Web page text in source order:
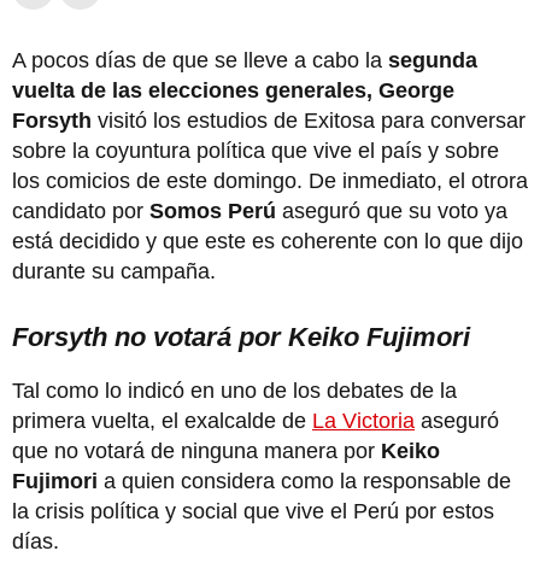
A pocos días de que se lleve a cabo la segunda
vuelta de las elecciones generales, George
Forsyth visitó los estudios de Exitosa para conversar
sobre la coyuntura política que vive el país y sobre
los comicios de este domingo. De inmediato, el otrora
candidato por Somos Perú aseguró que su voto ya
está decidido y que este es coherente con lo que dijo
durante su campaña.
Forsyth no votará por Keiko Fujimori
Tal como lo indicó en uno de los debates de la
primera vuelta, el exalcalde de La Victoria aseguró
que no votará de ninguna manera por Keiko
Fujimori a quien considera como la responsable de
la crisis política y social que vive el Perú por estos
días.